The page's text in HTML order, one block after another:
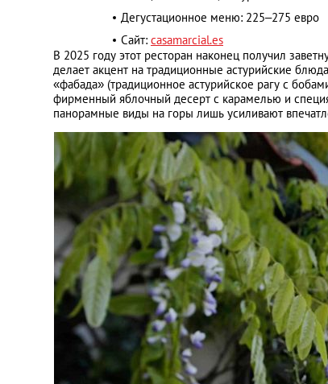
Дегустационное меню: 225–275 евро
Сайт: casamarcial.es
В 2025 году этот ресторан наконец получил
делает акцент на традиционные астурийские
«фабада» (традиционное астурийское рагу с
фирменный яблочный десерт с карамелью и
панорамные виды на горы лишь усиливают